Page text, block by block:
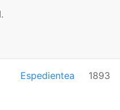
Espedientea 1893